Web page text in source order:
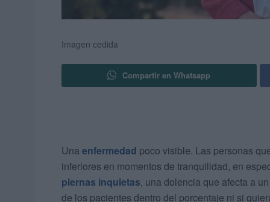
Imagen cedida
Compartir en Whatsapp
Una enfermedad poco visible. Las personas
inferiores en momentos de tranquilidad, en
piernas inquietas, una dolencia que afecta a
de los pacientes dentro del porcentaje ni si